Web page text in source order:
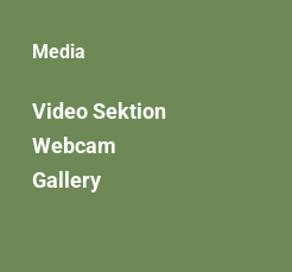
Media
Video Sektion
Webcam
Gallery